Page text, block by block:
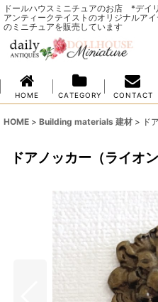
ドールハウスミニチュアのお店 *デイ
アンティークテイストのオリジナルア
のミニチュアを販売しています
H O M E C A T E G O R Y C O N T A C T
HOME > Building materials 建材 > ド
ドアノッカー（ライオン